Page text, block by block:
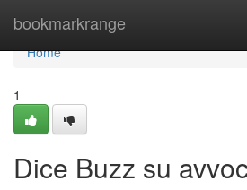
bookmarkrange
Home
Home
1
Dice Buzz su